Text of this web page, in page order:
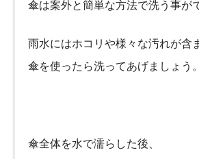
傘は案外と簡単な方法で洗う事が
雨水にはホコリや様々な汚れが含
傘を使ったら洗ってあげましょう。
傘全体を水で濡らした後、